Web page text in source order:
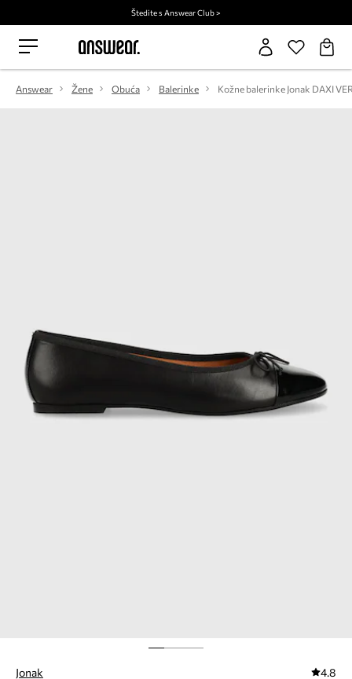
Štedite s Answear Club >
Answear Žene Obuća Balerinke
Jonak 4.8